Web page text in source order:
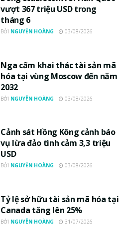
vượt 367 triệu USD trong
tháng 6
BỞI NGUYỄN HOÀNG 03/08/2026
Nga cấm khai thác tài sản mã
hóa tại vùng Moscow đến năm
2032
BỞI NGUYỄN HOÀNG 03/08/2026
Cảnh sát Hồng Kông cảnh báo
vụ lừa đảo tình cảm 3,3 triệu
USD
BỞI NGUYỄN HOÀNG 03/08/2026
Tỷ lệ sở hữu tài sản mã hóa tại
Canada tăng lên 25%
BỞI NGUYỄN HOÀNG 31/07/2026